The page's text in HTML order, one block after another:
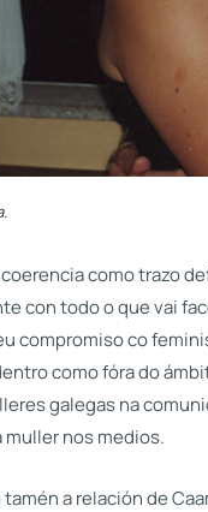
como trazo
con todo o que vai
compromiso co
como fóra do
galegas na
nos medios.
a relación de